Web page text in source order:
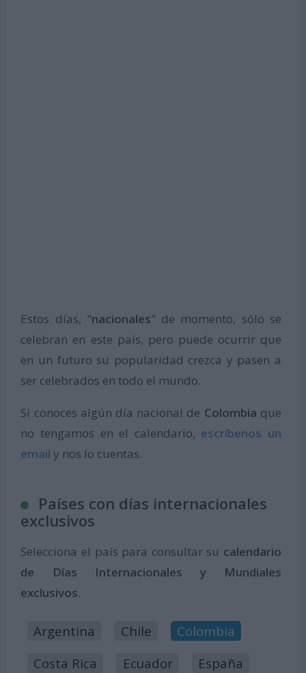
Estos días, "nacionales" de momento, sólo se
celebran en este país, pero puede ocurrir que
en un futuro su popularidad crezca y pasen a
ser celebrados en todo el mundo.
Si conoces algún día nacional de Colombia que
no tengamos en el calendario, escríbenos un
email y nos lo cuentas.
Países con días internacionales
exclusivos
Selecciona el país para consultar su calendario
de Días Internacionales y Mundiales
exclusivos.
Argentina Chile
Colombia
Costa Rica
Ecuador
España